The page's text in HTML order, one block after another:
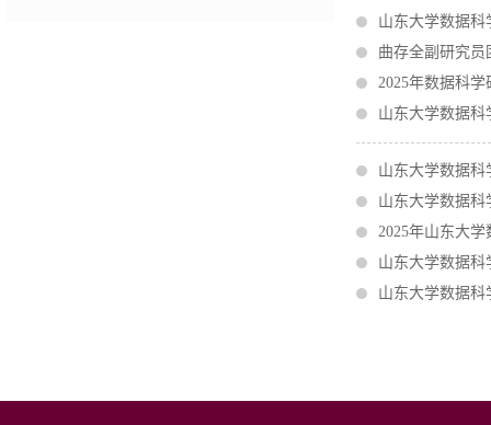
山东大学数据科
曲存全副研究
2025年数据科
山东大学数据科
山东大学数据科
山东大学数据
2025年山东大
山东大学数据科
山东大学数据科